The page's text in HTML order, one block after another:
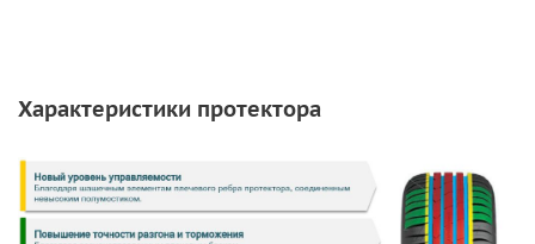
Характеристики протектора